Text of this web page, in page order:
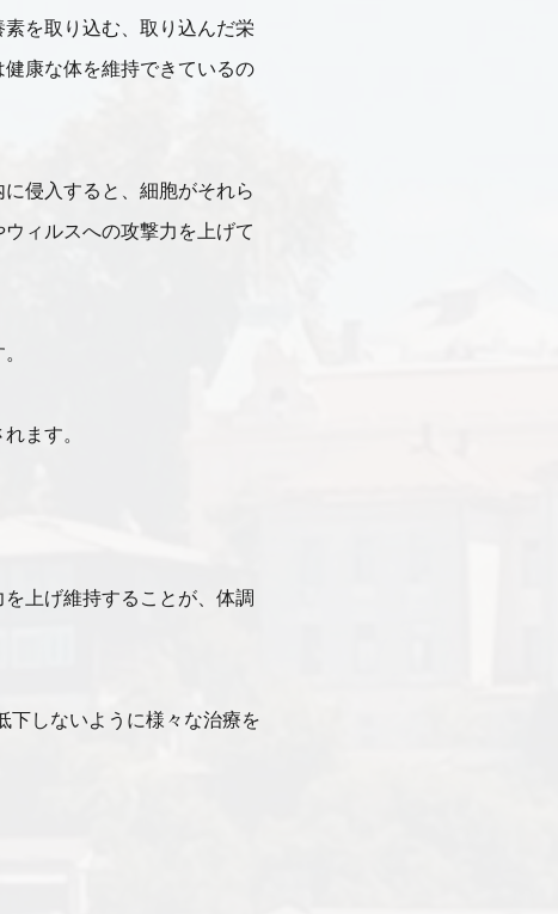
を取り込む、取り込んだ栄
康な体を維持できているの
侵入すると、細胞がそれら
ィルスへの攻撃力を上げて
ます。
上げ維持することが、体調
下しないように様々な治療を